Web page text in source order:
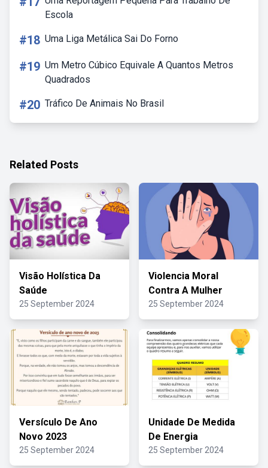
Escola
#18 Uma Liga Metálica Sai Do Forno
#19 Um Metro Cúbico Equivale A Quantos Metros
Quadrados
#20 Tráfico De Animais No Brasil
Related Posts
Visão Holística Da
Saúde
25 September 2024
Violencia Moral
Contra A Mulher
25 September 2024
Versículo De Ano
Novo 2023
25 September 2024
Unidade De Medida
De Energia
25 September 2024